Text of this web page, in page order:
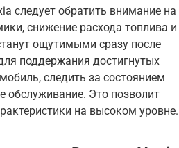
следует обратить внимание на
снижение расхода топлива и
ощутимыми сразу после
поддержания достигнутых
следить за состоянием
обслуживание. Это позволит
на высоком уровне.